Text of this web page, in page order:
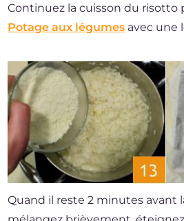
Continuez la cuisson du
Potage aux légumes avec une
Quand il reste 2 minutes avant